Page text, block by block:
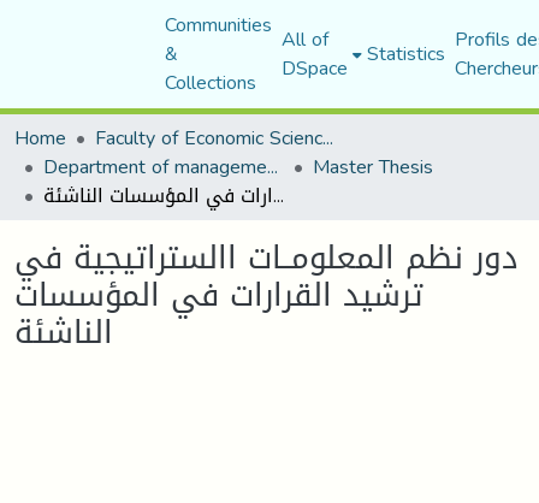
Communities
&
Collections
All of
DSpace Statistics Profils
Home
Faculty of Economic Sciences, Commerce and Management Sciences
Department of management sciences Master Thesis
دور نظم المعلومــات االستراتيجية في ترشيد القرارات في المؤسسات الناشئة
دور نظم المعلومــات االستراتيجية في
ترشيد القرارات في المؤسسات
الناشئة